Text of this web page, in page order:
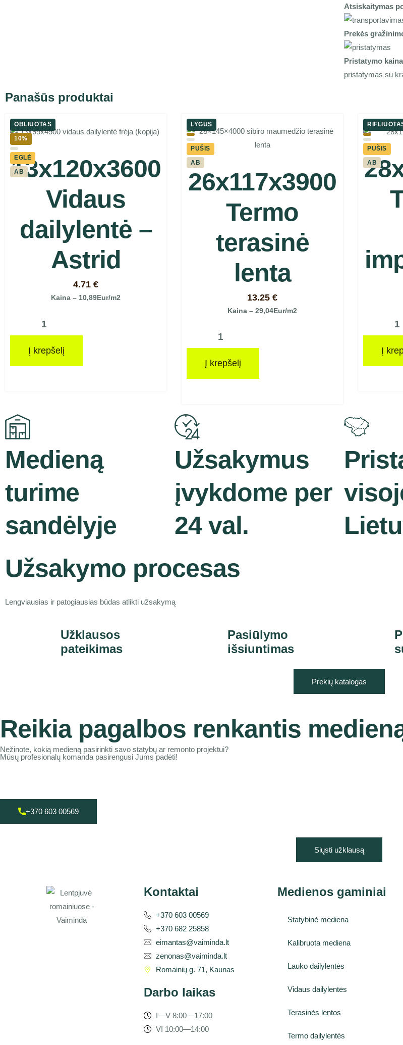
Atsiskaitymas
Prekės
Pristatymo
pristatymas su
Panašūs produktai
OBLIUOTAS
10%
EGLĖ
AB
13x120x3600
Vidaus
dailylentė –
Astrid
4.71 €
Kaina – 10,89Eur/m2
Į krepšelį
LYGUS
PUŠIS
AB
26x117x3900
Termo
terasinė
lenta
13.25 €
Kaina – 29,04Eur/m2
Į krepšelį
PUŠIS
AB
Į
Medieną
turime
sandėlyje
Užsakymus
įvykdome per
24 val.
Užsakymo procesas
Lengviausias ir patogiausias būdas atlikti užsakymą
Užklausos
pateikimas
Pasiūlymo
išsiuntimas
Prekių katalogas
Reikia pagalbos renkantis
Nežinote, kokią medieną pasirinkti savo statybų ar remonto projektui?
Mūsų profesionalų komanda pasirengusi Jums padėti!
+370 603 00569
Siųsti užklausą
Kontaktai
+370 603 00569
+370 682 25858
eimantas@vaiminda.lt
zenonas@vaiminda.lt
Romainių g. 71, Kaunas
Darbo laikas
I—V 8:00—17:00
VI 10:00—14:00
Medienos gaminiai
Statybinė mediena
Kalibruota mediena
Lauko dailylentės
Vidaus dailylentės
Terasinės lentos
Termo dailylentės